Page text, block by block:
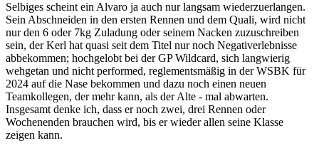
Selbiges scheint ein Alvaro ja auch nur langsam wiederzuerlangen.
Sein Abschneiden in den ersten Rennen und dem Quali, wird nicht
nur den 6 oder 7kg Zuladung oder seinem Nacken zuzuschreiben
sein, der Kerl hat quasi seit dem Titel nur noch Negativerlebnisse
abbekommen; hochgelobt bei der GP Wildcard, sich langwierig
wehgetan und nicht performed, reglementsmäßig in der WSBK für
2024 auf die Nase bekommen und dazu noch einen neuen
Teamkollegen, der mehr kann, als der Alte - mal abwarten.
Insgesamt denke ich, dass er noch zwei, drei Rennen oder
Wochenenden brauchen wird, bis er wieder allen seine Klasse
zeigen kann.